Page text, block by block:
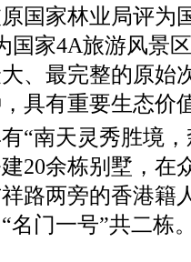
国家林业局评为
国家4A旅游风景
、最完整的原始
具有重要生态价
南天灵秀胜境，
20余栋别墅，在
路两旁的香港籍
名门一号”共二栋